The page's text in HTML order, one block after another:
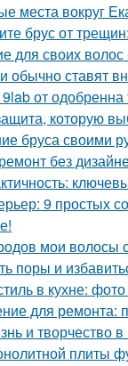
места вокруг
брус от
для своих
обычно ставят
от одобренна
которую
бруса своими
без
9 простых
мои волосы
поры и
в кухне:
для ремонта:
и творчество
плиты